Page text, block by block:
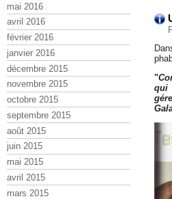
"
qui
mai 2016
avril 2016
février 2016
janvier 2016
décembre 2015
novembre 2015
octobre 2015
septembre 2015
août 2015
juin 2015
mai 2015
avril 2015
mars 2015